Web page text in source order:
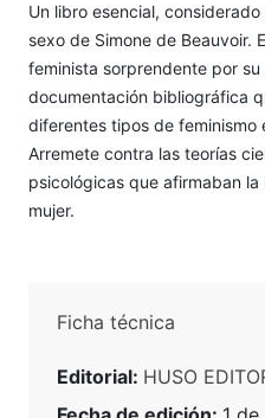
Un libro esencial,
sexo de Simone de Beauvoir.
feminista sorprendente por
documentación bibliográfica
diferentes tipos de feminismo
Arremete contra las teorías
psicológicas que afirmaban
mujer.
Ficha técnica
Editorial: HUSO